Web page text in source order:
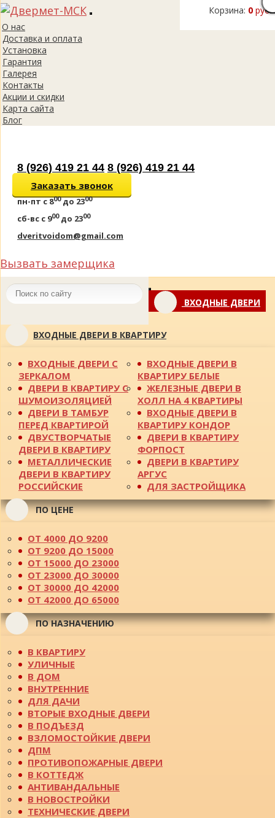
Корзина: 0 руб.
Toggle
О нас
Доставка и оплата
Установка
Гарантия
Галерея
Контакты
Акции и скидки
Карта сайта
Блог
8 (926) 419 21 44 8 (926) 419 21 44
Заказать звонок
пн-пт с 800до 2300
сб-вс с 900до 2300
dveritvoidom@gmail.com
Вызвать замерщика
Toggle
navigationВХОДНЫЕ ДВЕРИ
ВХОДНЫЕ ДВЕРИ В КВАРТИРУ
ВХОДНЫЕ ДВЕРИ С
ЗЕРКАЛОМ
ДВЕРИ В КВАРТИРУ С
ШУМОИЗОЛЯЦИЕЙ
ДВЕРИ В ТАМБУР
ПЕРЕД КВАРТИРОЙ
ДВУСТВОРЧАТЫЕ
ДВЕРИ В КВАРТИРУ
МЕТАЛЛИЧЕСКИЕ
ДВЕРИ В КВАРТИРУ
РОССИЙСКИЕ
ВХОДНЫЕ ДВЕРИ В
КВАРТИРУ БЕЛЫЕ
ЖЕЛЕЗНЫЕ ДВЕРИ В
ХОЛЛ НА 4 КВАРТИРЫ
ВХОДНЫЕ ДВЕРИ В
КВАРТИРУ КОНДОР
ДВЕРИ В КВАРТИРУ
ФОРПОСТ
ДВЕРИ В КВАРТИРУ
АРГУС
ДЛЯ ЗАСТРОЙЩИКА
ПО ЦЕНЕ
ОТ 4000 ДО 9200
ОТ 9200 ДО 15000
ОТ 15000 ДО 23000
ОТ 23000 ДО 30000
ОТ 30000 ДО 42000
ОТ 42000 ДО 65000
ПО НАЗНАЧЕНИЮ
В КВАРТИРУ
УЛИЧНЫЕ
В ДОМ
ВНУТРЕННИЕ
ДЛЯ ДАЧИ
ВТОРЫЕ ВХОДНЫЕ ДВЕРИ
В ПОДЪЕЗД
ВЗЛОМОСТОЙКИЕ ДВЕРИ
ДПМ
ПРОТИВОПОЖАРНЫЕ ДВЕРИ
В КОТТЕДЖ
АНТИВАНДАЛЬНЫЕ
В НОВОСТРОЙКИ
ТЕХНИЧЕСКИЕ ДВЕРИ